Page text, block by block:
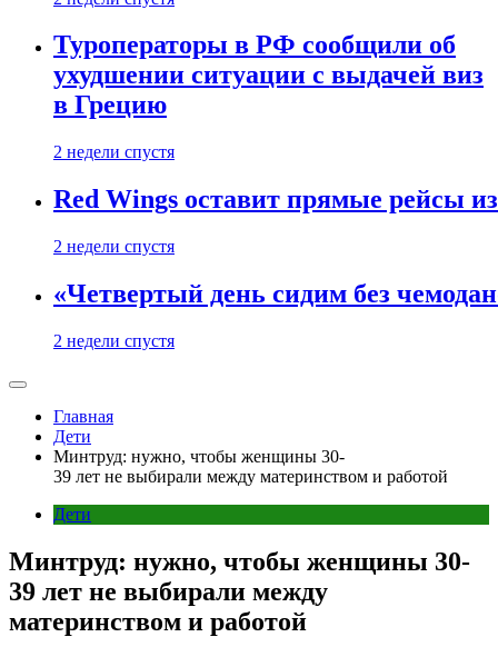
Туроператоры в РФ сообщили об
ухудшении ситуации с выдачей виз
в Грецию
2 недели спустя
Red Wings оставит прямые рейсы
2 недели спустя
«Четвертый день сидим без
2 недели спустя
Главная
Дети
Минтруд: нужно, чтобы женщины 30-
39 лет не выбирали между материнством и работой
Дети
Минтруд: нужно, чтобы женщины 30-
39 лет не выбирали между
материнством и работой